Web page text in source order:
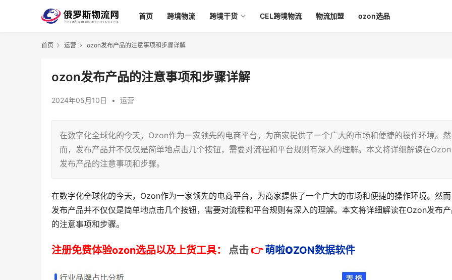
首页 跨境物流 跨境干货 CEL跨境物流 物流加盟 ozon选品
首页 运营 ozon发布产品的注意事项和步骤详解
ozon发布产品的注意事项和步骤详解
2024年05月10日 • 运营
在数字化全球化的今天，Ozon作为一家领先的电商平台，为商家提供了一个广大的市场和便捷的操作环境。然
而，发布产品并不仅仅是简单地点击几个按钮，需要对流程和平台规则有深入的理解。本文将详细解读在Ozon
发布产品的注意事项和步骤。
在数字化全球化的今天，Ozon作为一家领先的电商平台，为商家提供了一个广大的市场和便捷的操作环境。然
发布产品并不仅仅是简单地点击几个按钮，需要对流程和平台规则有深入的理解。本文将详细解读在Ozon发布
的注意事项和步骤。
注册免费体验ozon选品以及上货工具： 点击 👉 萌啦OZON数据软件